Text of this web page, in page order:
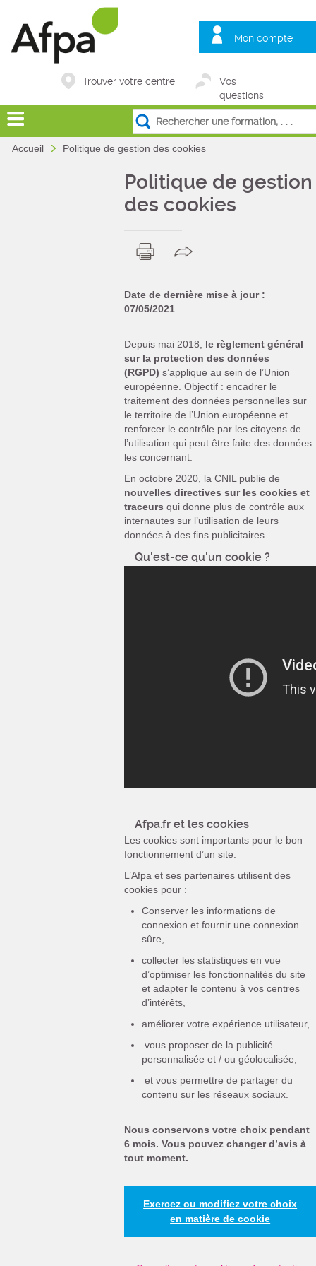
Mon compte
Trouver votre centre
Vos
questions
Accueil Politique de gestion des cookies
Politique de gestion
des cookies
Date de dernière mise à jour :
07/05/2021
Depuis mai 2018, le règlement général
sur la protection des données
(RGPD) s’applique au sein de l’Union
européenne. Objectif : encadrer le
traitement des données personnelles sur
le territoire de l’Union européenne et
renforcer le contrôle par les citoyens de
l’utilisation qui peut être faite des données
les concernant.
En octobre 2020, la CNIL publie de
nouvelles directives sur les cookies et
traceursqui donne plus de contrôle aux
internautes sur l’utilisation de leurs
données à des fins publicitaires.
Qu'est-ce qu'un cookie ?
Afpa.fr et les cookies
Les cookies sont importants pour le bon
fonctionnement d’un site.
L’Afpa et ses partenaires utilisent des
cookies pour :
Conserver les informations de
connexion et fournir une connexion
sûre,
collecter les statistiques en vue
d’optimiser les fonctionnalités du site
et adapter le contenu à vos centres
d’intérêts,
améliorer votre expérience utilisateur,
vous proposer de la publicité
personnalisée et / ou géolocalisée,
et vous permettre de partager du
contenu sur les réseaux sociaux.
Nous conservons votre choix pendant
6 mois. Vous pouvez changer d’avis à
tout moment.
Exercez ou modifiez votre choix
en matière de cookie